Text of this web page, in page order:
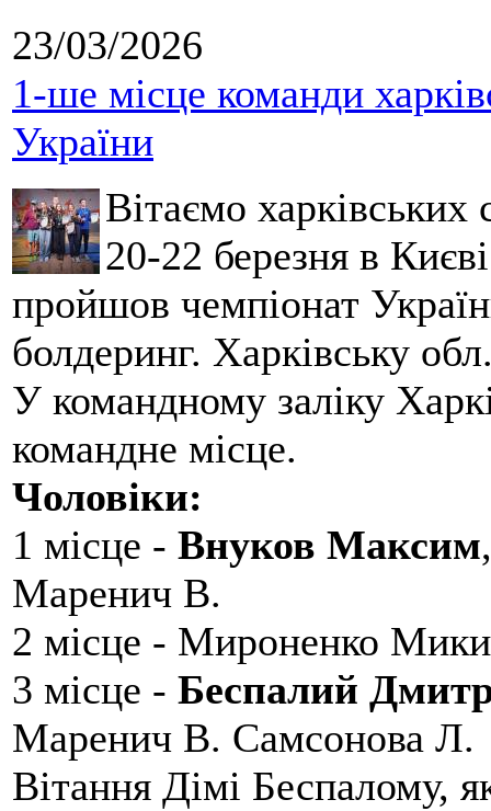
23/03/2026
1-ше місце команди
України
Вітаємо
20-22 березня в
пройшов чемпіонат
болдеринг. Харківську
У командному заліку
командне місце.
Чоловіки:
1 місце - Внуков Максим
Маренич В.
2 місце - Мироненко
3 місце - Беспалий
Маренич В. Самсонова Л.
Вітання Дімі Беспалому,